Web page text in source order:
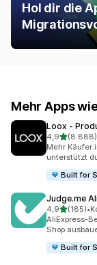
Hol dir die
Mehr Apps
Loox ‑
4,9von 5(8.888)
8888
Mehr
unterstützt
Built for
Judge.me
4,9von 5
(185)
185 •
AliExpress-
Shop
Built for